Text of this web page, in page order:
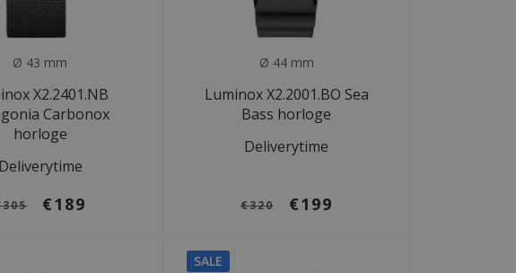
Ø 43 mm
X2.2401.NB
Carbonox
horloge
Deliverytime
€189
Ø 44 mm
Luminox X2.2001.BO Sea
Bass horloge
Deliverytime
€320 €199
SALE